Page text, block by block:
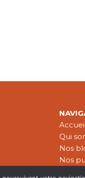
Qui
Nos
Nos